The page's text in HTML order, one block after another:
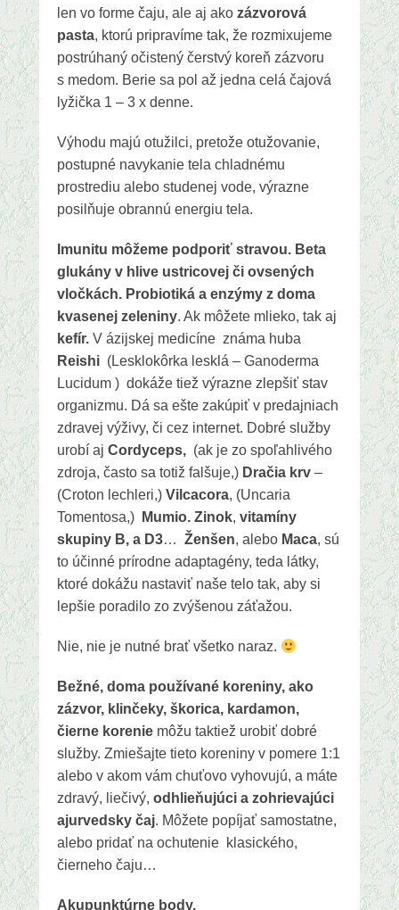
len vo forme čaju, ale aj ako zázvorová
pasta, ktorú pripravíme tak, že rozmixujeme
postrúhaný očistený čerstvý koreň zázvoru
s medom. Berie sa pol až jedna celá čajová
lyžička 1 – 3 x denne.
Výhodu majú otužilci, pretože otužovanie,
postupné navykanie tela chladnému
prostrediu alebo studenej vode, výrazne
posilňuje obrannú energiu tela.
Imunitu môžeme podporiť stravou. Beta
glukány v hlive ustricovej či ovsených
vločkách. Probiotiká a enzýmy z doma
kvasenej zeleniny. Ak môžete mlieko, tak aj
kefír. V ázijskej medicíne známa huba
Reishi (Lesklokôrka lesklá – Ganoderma
Lucidum ) dokáže tiež výrazne zlepšiť stav
organizmu. Dá sa ešte zakúpiť v predajniach
zdravej výživy, či cez internet. Dobré služby
urobí aj Cordyceps, (ak je zo spoľahlivého
zdroja, často sa totiž falšuje,) Dračia krv –
(Croton lechleri,) Vilcacora, (Uncaria
Tomentosa,)
Mumio. Zinok, vitamíny
skupiny B, a D3… Ženšen, alebo Maca, sú
to účinné prírodne adaptagény, teda látky,
ktoré dokážu nastaviť naše telo tak, aby si
lepšie poradilo zo zvýšenou záťažou.
Nie, nie je nutné brať všetko naraz.
Bežné, doma používané koreniny, ako
zázvor, klinčeky, škorica, kardamon,
čierne korenie môžu taktiež urobiť dobré
služby. Zmiešajte tieto koreniny v pomere 1:1
alebo v akom vám chuťovo vyhovujú, a máte
zdravý, liečivý, odhlieňujúci a zohrievajúci
ajurvedsky čaj. Môžete popíjať samostatne,
alebo pridať na ochutenie klasického,
čierneho čaju…
Akupunktúrne body.